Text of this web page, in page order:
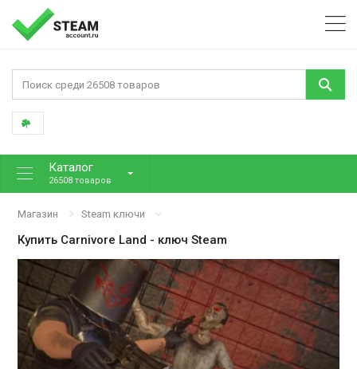
Каталог
26508 товаров
Магазин Steam ключи
Купить Carnivore Land - ключ Steam